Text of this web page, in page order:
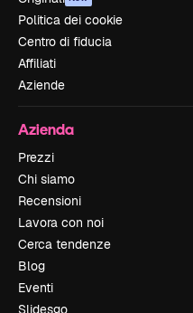
Politica dei cookie
Centro di fiducia
Affiliati
Aziende
Azienda
Prezzi
Chi siamo
Recensioni
Lavora con noi
Cerca tendenze
Blog
Eventi
Slidesgo